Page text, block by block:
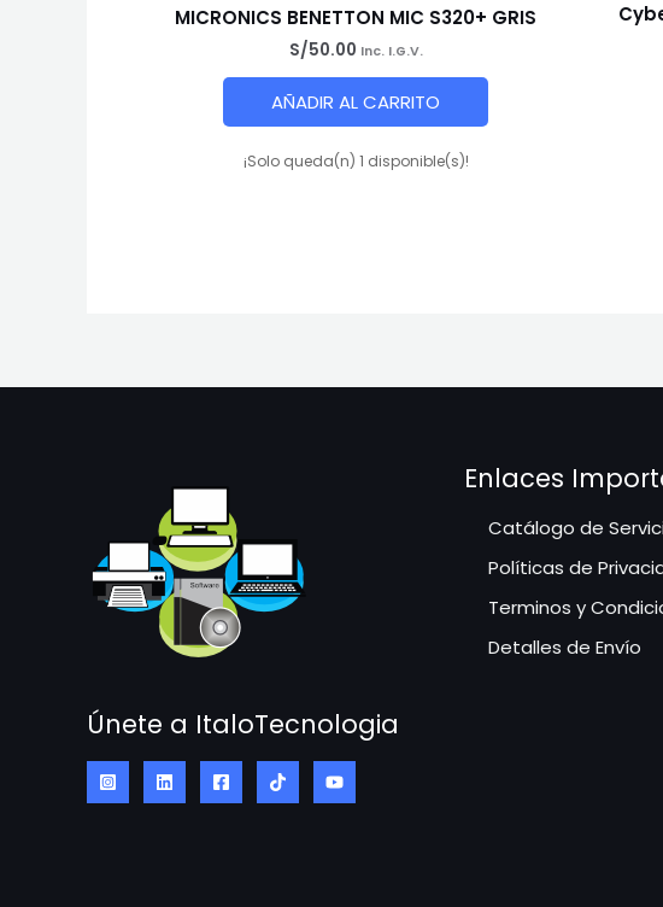
MICRONICS BENETTON MIC S320+ GRIS
S/50.00 Inc. I.G.V.
AÑADIR AL CARRITO
¡Solo queda(n) 1 disponible(s)!
Únete a ItaloTecnologia
Enlaces
Catálogo de
Políticas de
Terminos y
Detalles de Envío